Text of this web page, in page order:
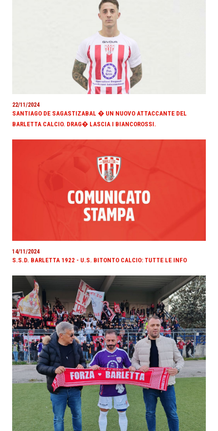
22/11/2024
SANTIAGO DE SAGASTIZABAL � UN NUOVO ATTACCANTE DEL
BARLETTA CALCIO. DRAG� LASCIA I BIANCOROSSI.
14/11/2024
S.S.D. BARLETTA 1922 - U.S. BITONTO CALCIO: TUTTE LE INFO